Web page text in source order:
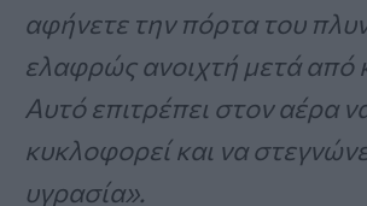
αφήνετε την πόρτα του
ελαφρώς ανοιχτή μετά από
Αυτό επιτρέπει στον αέρα
κυκλοφορεί και να
υγρασία».